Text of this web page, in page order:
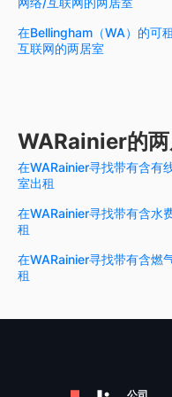
在Bellingham（WA）的可
互联网的两居室
WARainier的两
在WARainier寻找带有含有
室出租
在WARainier寻找带有含水
租
在WARainier寻找带有含燃
租